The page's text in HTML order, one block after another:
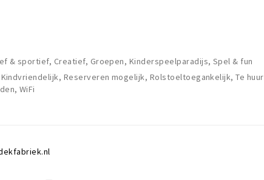
& sportief, Creatief, Groepen, Kinderspeelparadijs, Spel & fun
Reserveren mogelijk, Rolstoeltoegankelijk, Te huur
WiFi